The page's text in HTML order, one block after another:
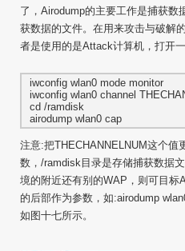
了，Airodump的主要工作是捕获
获数据的文件。在用来攻击与破解
者是使用的是Attack计算机，打开
iwconfig wlan0 mode monitor
iwconfig wlan0 channel
cd /ramdisk
airodump wlan0 cap
注意:把THECHANNELNUM这个值
数，/ramdisk目录是存储捕获数据
境的附近还有别的WAP，则可目标
的后部作为参数，如:airodump
如图十七所示。